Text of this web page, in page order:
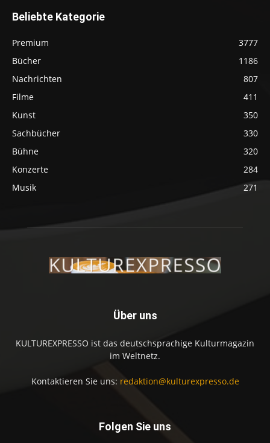
Beliebte Kategorie
Premium
3777
Bücher
1186
Nachrichten
807
Filme
411
Kunst
350
Sachbücher
330
Bühne
320
Konzerte
284
Musik
271
Über uns
KULTUREXPRESSO ist das deutschsprachige Kulturmagazin
im Weltnetz.
Kontaktieren Sie uns: redaktion@kulturexpresso.de
Folgen Sie uns